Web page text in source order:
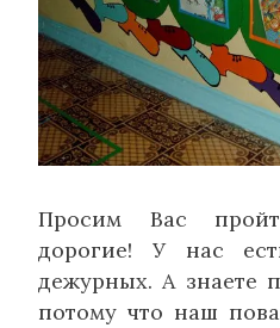
Просим Вас
дорогие! У нас
дежурных. А знаете
потому что наш